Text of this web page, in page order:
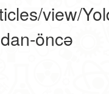
view/
öncə